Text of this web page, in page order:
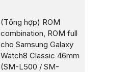
(Tổng hợp) ROM
combination, ROM full
cho Samsung Galaxy
Watch8 Classic 46mm
(SM-L500 / SM-